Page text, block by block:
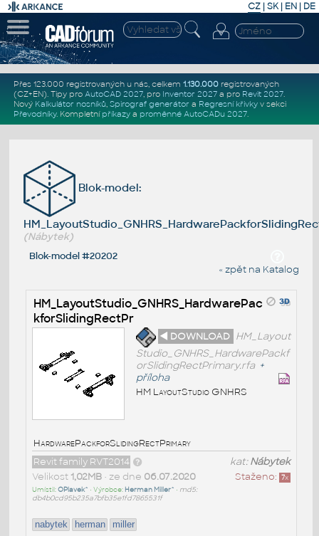
CZ | SK| EN | DE
Přes 123.000 registrovaných u nás, celkem 1.130.000registrovaných
(CZ+EN). Tipy pro AutoCAD 2027, pro Inventor 2027a pro Revit 2027.
Nový Kalkulátor nosníků, Spirograf generátor a Regresní křivkyv sekci
Převodníky. Kompletní příkazya proměnné AutoCADu 2027.
Blok-model:
(Nábytek)
Blok-model #20202
« zpět na Katalog
HM_LayoutStudio_GNHRS_HardwarePac
kforSlidingRectPr
◄ DOWNLOAD HM_Layout
Studio_GNHRS_HardwarePackf
orSlidingRectPrimary.rfa +
příloha
HM LayoutStudio GNHRS
HardwarePackforSlidingRectPrimary
kat:Nábytek
Revit family RVT2014
Staženo: 7x
Velikost 1,02MB• ze dne 06.07.2020
Umístil:OPlavek^ • Výrobce: Herman Miller^ • md5:
db4b0cd95b235a7bfb35e1fd7865531f
nabytek herman miller